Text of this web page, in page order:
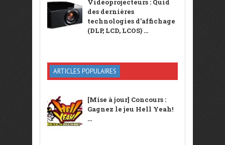
Vidéoprojecteurs : Quid
des dernières
technologies d’affichage
(DLP, LCD, LCOS) ...
ARTICLES POPULAIRES
[Mise à jour] Concours :
Gagnez le jeu Hell Yeah!
...